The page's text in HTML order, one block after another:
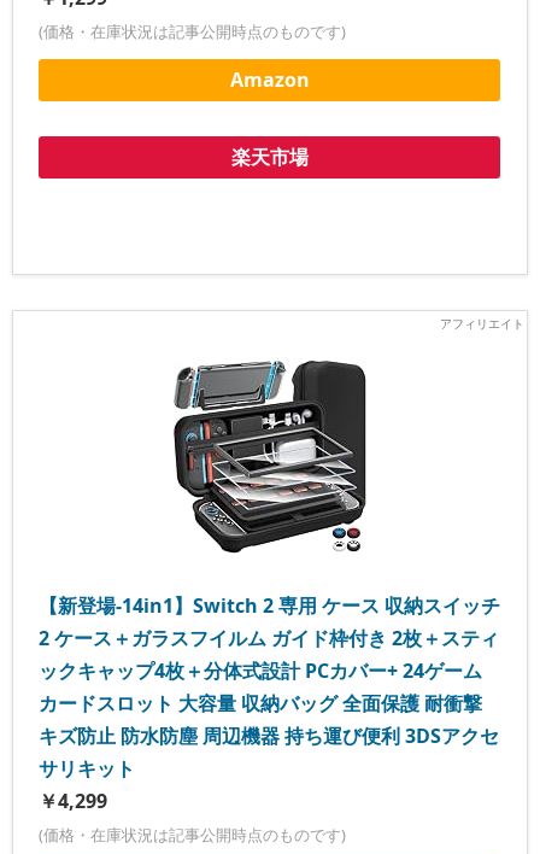
(価格・在庫状況は記事公開時点のものです)
Amazon
楽天市場
【新登場-14in1】Switch 2 専用 ケース 収納スイッチ
2 ケース＋ガラスフイルム ガイド枠付き 2枚＋スティ
ックキャップ4枚＋分体式設計 PCカバー+ 24ゲーム
カードスロット 大容量 収納バッグ 全面保護 耐衝撃
キズ防止 防水防塵 周辺機器 持ち運び便利 3DSアクセ
サリキット
￥4,299
(価格・在庫状況は記事公開時点のものです)